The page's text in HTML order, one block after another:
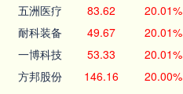
五洲医疗 83.62 20.01%
耐科装备 49.67 20.01%
一博科技 53.33 20.01%
方邦股份 146.16 20.00%